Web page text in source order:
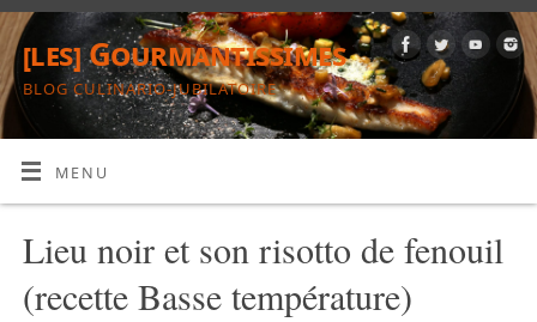
[les] Gourmantissimes
BLOG CULINARIO-JUBILATOIRE
MENU
Lieu noir et son risotto de fenouil
(recette Basse température)